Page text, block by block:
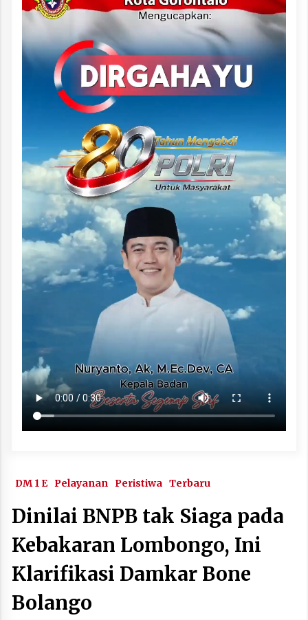
DM 1 E Pelayanan Peristiwa Terbaru
Dinilai BNPB tak Siaga pada
Kebakaran Lombongo, Ini
Klarifikasi Damkar Bone
Bolango